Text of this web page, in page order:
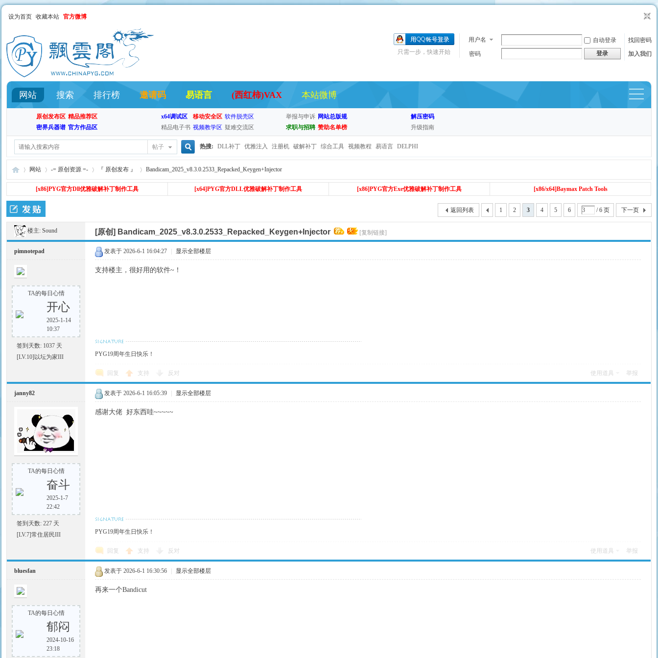
设为首页 收藏本站 官方微博
用户名 自动登录
找回密码
密码
登录 加入我们
只需一步，快速开始
网站 搜索 排行榜 邀请码 易语言 (西红柿)VAX 本站微博
原创发布区 精品推荐区
密界兵器谱 官方作品区
x64调试区 移动安全区 软件脱壳区
精品电子书 视频教学区 疑难交流区
举报与申诉 网站总版规
求职与招聘 赞助名单榜
解压密码
升级指南
帖子
搜
热搜: DLL补丁 优雅注入 注册机 破解补丁 综合工具 视频教程 易语言 DELPHI
飘
云
»
网站 -= 原创资源 =- 『 原创发布 』 Bandicam_2025_v8.3.0.2533_Repacked_Keygen+Injector
[x86]PYG官方Dll优雅破解补丁制作工具 [x64]PYG官方DLL优雅破解补丁制作工具 [x86]PYG官方Exe优雅破解补丁制作工具 [x86/x64]Baymax Patch Tools
1 2 3 4 5 6 / 6 页 下一页
返回列表
楼主:Sound [原创] Bandicam_2025_v8.3.0.2533_Repacked_Keygen+Injector [复制链接]
pimnotepad
TA的每日心情
开心
2025-1-14
10:37
签到天数: 1037 天
[LV.10]以坛为家III
发表于 2026-6-1 16:04:27 显示全部楼层
支持楼主，很好用的软件~！
PYG19周年生日快乐！
回复 支持 反对 使用道具 举报
janny82
TA的每日心情
奋斗
2025-1-7
22:42
签到天数: 227 天
[LV.7]常住居民III
发表于 2026-6-1 16:05:39 显示全部楼层
感谢大佬 好东西哇~~~~~
PYG19周年生日快乐！
回复 支持 反对 使用道具 举报
bluesfan
TA的每日心情
郁闷
2024-10-16
23:18
发表于 2026-6-1 16:30:56 显示全部楼层
再来一个Bandicut